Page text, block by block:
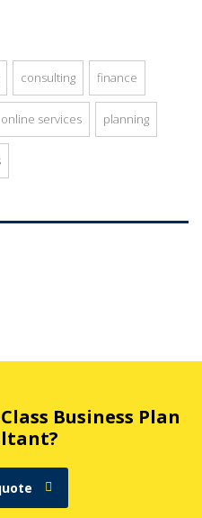
consulting finance
online services planning
Business Plan